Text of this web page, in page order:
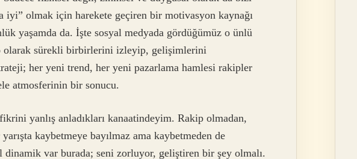
iyi” olmak için harekete geçiren bir motivasyon kaynağı
yaşamda da. İşte sosyal medyada gördüğümüz o ünlü
sürekli birbirlerini izleyip, gelişimlerini
her yeni trend, her yeni pazarlama hamlesi rakipler
atmosferinin bir sonucu.
yanlış anladıkları kanaatindeyim. Rakip olmadan,
kaybetmeye bayılmaz ama kaybetmeden de
var burada; seni zorluyor, geliştiren bir şey olmalı.